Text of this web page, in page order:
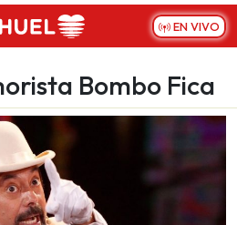
EN VIVO
Bombo Fica